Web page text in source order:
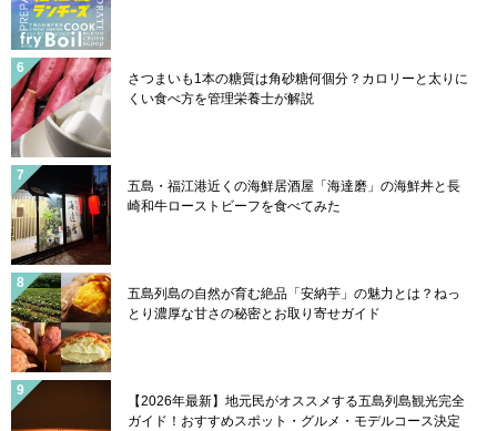
さつまいも1本の糖質は角砂糖何個分？カロリーと太りに
くい食べ方を管理栄養士が解説
五島・福江港近くの海鮮居酒屋「海達磨」の海鮮丼と長
崎和牛ローストビーフを食べてみた
五島列島の自然が育む絶品「安納芋」の魅力とは？ねっ
とり濃厚な甘さの秘密とお取り寄せガイド
【2026年最新】地元民がオススメする五島列島観光完全
ガイド！おすすめスポット・グルメ・モデルコース決定